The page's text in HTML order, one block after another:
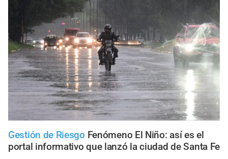
Gestión de Riesgo Fenómeno El Niño: así es el
portal informativo que lanzó la ciudad de Santa Fe